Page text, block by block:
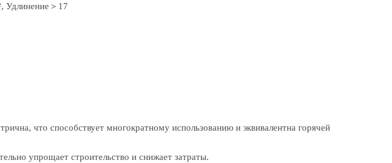
Удлинение＞17
что способствует многократному использованию и эквивалентна горячей
упрощает строительство и снижает затраты.